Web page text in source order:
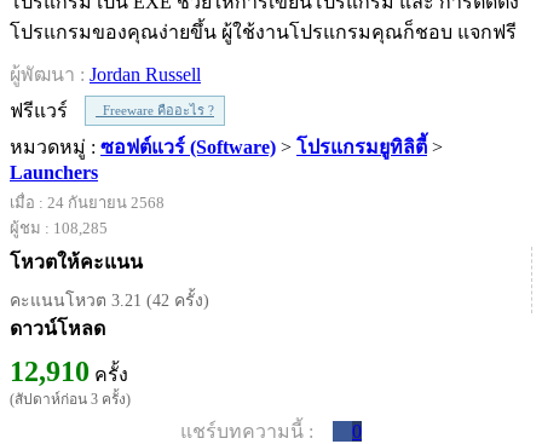
โปรแกรมของคุณง่ายขึ้น ผู้ใช้งานโปรแกรมคุณก็ชอบ แจกฟรี
ผู้พัฒนา : Jordan Russell
ฟรีแวร์
Freeware คืออะไร ?
หมวดหมู่ : ซอฟต์แวร์ (Software) > โปรแกรมยูทิลิตี้ >
Launchers
เมื่อ : 24 กันยายน 2568
ผู้ชม : 108,285
โหวตให้คะแนน
คะแนนโหวต 3.21 (42 ครั้ง)
ดาวน์โหลด
12,910 ครั้ง
(สัปดาห์ก่อน 3 ครั้ง)
แชร์บทความนี้ : 0